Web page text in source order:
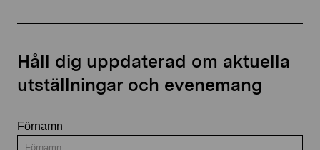
Håll dig uppdaterad om aktuella
utställningar och evenemang
Förnamn